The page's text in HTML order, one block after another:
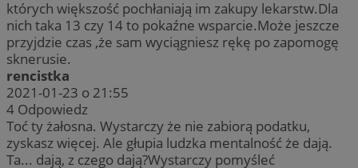
których większość pochłaniają im zakupy lekarstw.Dla
nich taka 13 czy 14 to pokaźne wsparcie.Może jeszcze
przyjdzie czas ,że sam wyciągniesz rękę po zapomogę
sknerusie.
rencistka
2021-01-23 o 21:55
4 Odpowiedz
Toć ty żałosna. Wystarczy że nie zabiorą podatku,
zyskasz więcej. Ale głupia ludzka mentalność że dają.
Ta... dają, z czego dają?Wystarczy pomyśleć